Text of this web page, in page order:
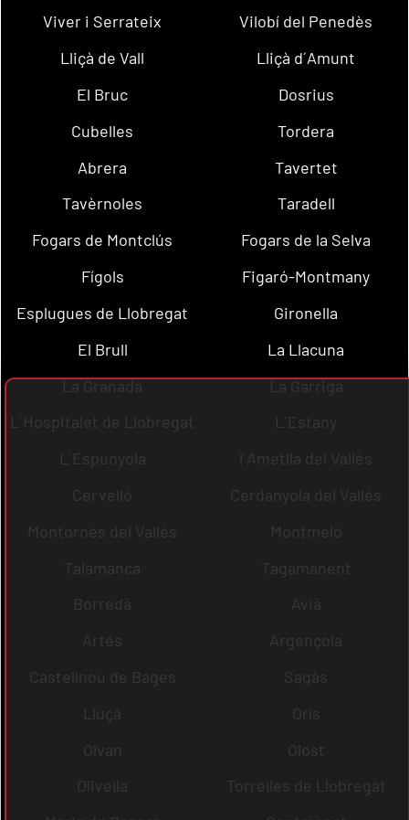
Viver i Serrateix
Vilobí del Penedès
Lliçà de Vall
Lliçà d´Amunt
El Bruc
Dosrius
Cubelles
Tordera
Abrera
Tavertet
Tavèrnoles
Taradell
Fogars de Montclús
Fogars de la Selva
Fígols
Figaró-Montmany
Esplugues de Llobregat
Gironella
El Brull
La Llacuna
La Granada
La Garriga
L´Hospitalet de Llobregat
L´Estany
L´Espunyola
l´Ametlla del Vallès
Cervelló
Cerdanyola del Vallès
Montornès del Vallès
Montmeló
Talamanca
Tagamanent
Borredà
Avià
Artés
Argençola
Castellnou de Bages
Sagàs
Lluçà
Orís
Olvan
Olost
Olivella
Torrelles de Llobregat